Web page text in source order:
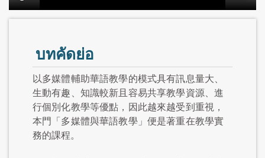
บทคัดย่อ
以多媒體輔助華語教學的模式具有訊息量大、
生動有趣、知識較新且容易共享教學資源、進
行個別化教學等優點，因此越來越受到重視，
本門「多媒體與華語教學」便是著重在教學實
務的課程。